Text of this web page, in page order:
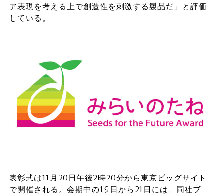
ア表現を考える上で創造性を刺激する製品だ」と評価
している。
表彰式は11月20日午後2時20分から東京ビッグサイト
で開催される。会期中の19日から21日には、同社ブ